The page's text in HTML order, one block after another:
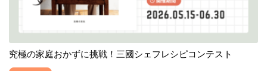
究極の家庭おかずに挑戦！三國シェフレシピコンテスト